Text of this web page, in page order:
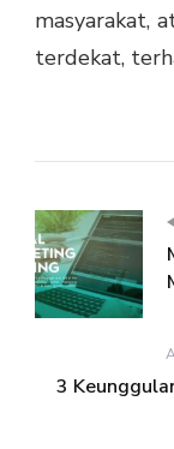
masyarakat,
terdekat,
3